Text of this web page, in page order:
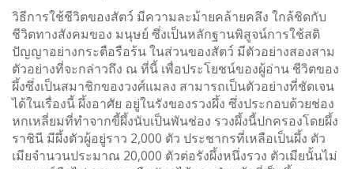
วิธีการใช้ชีวิตของสัตว์ มีความละม้ายคล้ายคลึง ใกล้ชิดกับ
ชีวิตทางสังคมของ มนุษย์ ซึ่งเป็นหลักฐานพิสูจน์การใช้สติ
ปัญญาอย่างกระตือรือร้น ในส่วนของสัตว์ มีตัวอย่างสองสาม
ตัวอย่างที่จะกล่าวถึง ณ ที่นี้ เพื่อประโยชน์ของผู้อ่าน ชีวิตของ
ผึ้งซึ่งเป็นสมาชิกของวงศ์แมลง สามารถเป็นตัวอย่างที่ชัดเจน
ได้ในเรื่องนี้ ผึ้งอาศัย อยู่ในรังของรวงผึ้ง ซึ่งประกอบด้วยช่อง
หกเหลี่ยมที่ทำจากขี้ผึ้งนับเป็นพันช่อง รวงผึ้งนี้ปกครองโดยผึ้ง
ราชินี มีผึ้งตัวผู้อยู่ราว 2,000 ตัว ประชากรที่เหลือเป็นผึ้ง ตัว
เมียจำนวนประมาณ 20,000 ตัวต่อรังผึ้งหนึ่งรวง ตัวเมียนั้นไม่